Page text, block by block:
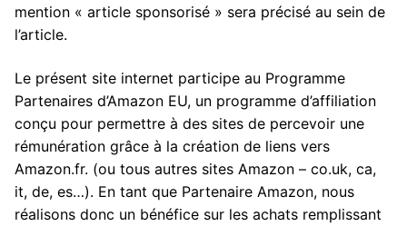
mention « article sponsorisé » sera précisé au sein de
l’article.
Le présent site internet participe au Programme
Partenaires d’Amazon EU, un programme d’affiliation
conçu pour permettre à des sites de percevoir une
rémunération grâce à la création de liens vers
Amazon.fr. (ou tous autres sites Amazon – co.uk, ca,
it, de, es…). En tant que Partenaire Amazon, nous
réalisons donc un bénéfice sur les achats remplissant